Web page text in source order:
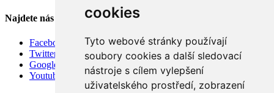
cookies
Tyto webové stránky používají
soubory cookies a další sledovací
nástroje s cílem vylepšení
uživatelského prostředí, zobrazení
Najdete nás
Facebook
Twitter
Google
Youtube